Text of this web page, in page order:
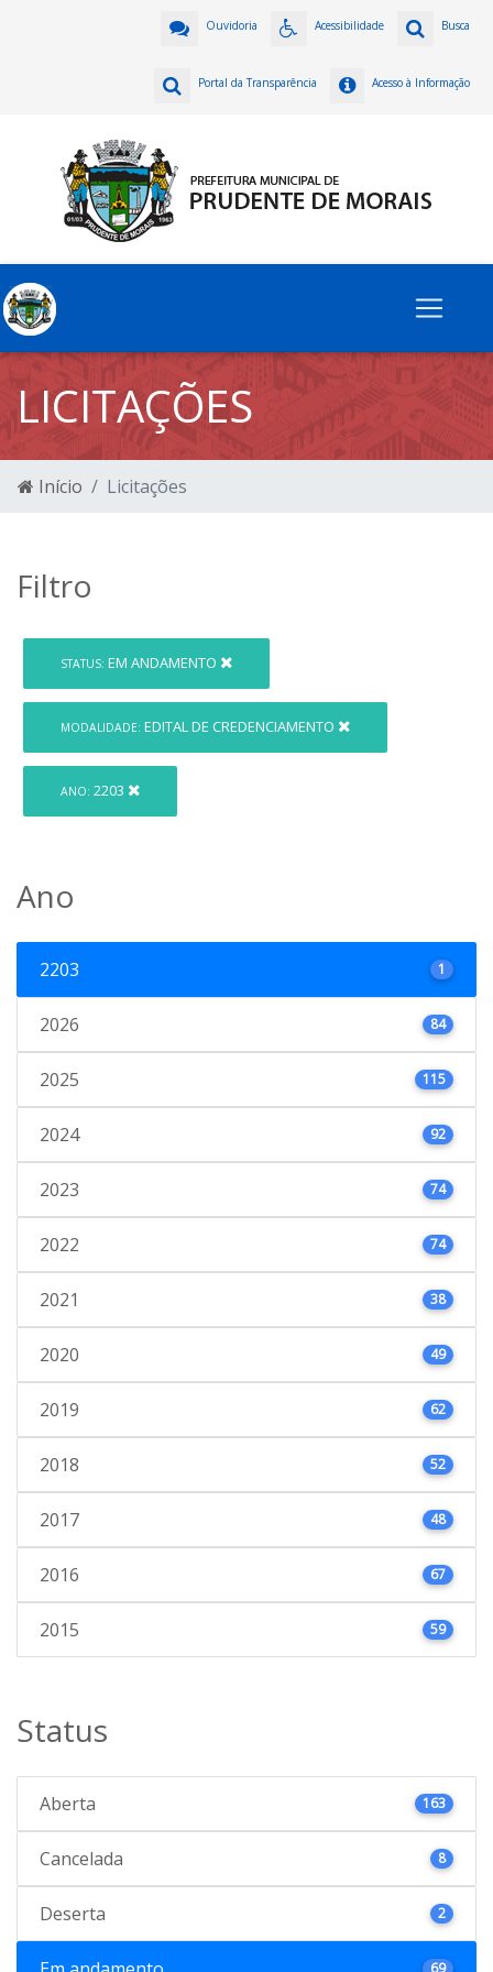
Busca
Acessibilidade
Ouvidoria
Acesso à Informação
Portal da Transparência
LICITAÇÕES
Início Licitações
Filtro
STATUS: EM ANDAMENTO
MODALIDADE: EDITAL DE CREDENCIAMENTO
ANO: 2203
Ano
2203 1
2026 84
2025 115
2024 92
2023 74
2022 74
2021 38
2020 49
2019 62
2018 52
2017 48
2016 67
2015 59
Status
Aberta 163
Cancelada 8
Deserta 2
69